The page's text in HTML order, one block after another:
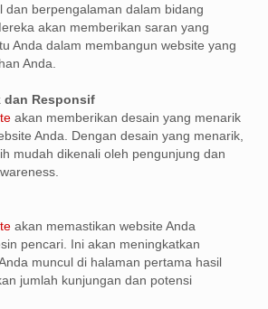
dan berpengalaman dalam bidang
akan memberikan saran yang
Anda dalam membangun website yang
Anda.
dan Responsif
akan memberikan desain yang menarik
Anda. Dengan desain yang menarik,
mudah dikenali oleh pengunjung dan
akan memastikan website Anda
pencari. Ini akan meningkatkan
muncul di halaman pertama hasil
jumlah kunjungan dan potensi